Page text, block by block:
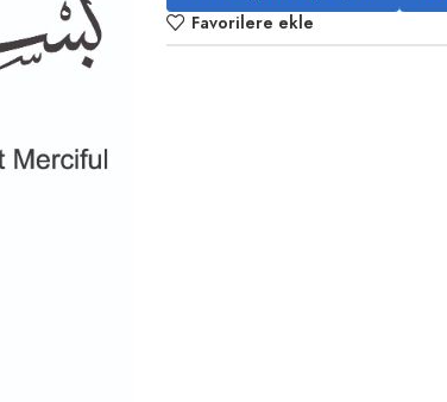
Favorilere ekle